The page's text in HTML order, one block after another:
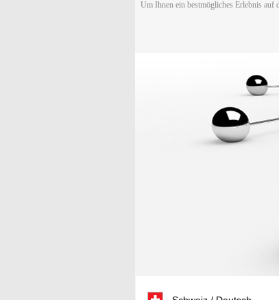
Um Ihnen ein bestmögliches Erlebnis auf